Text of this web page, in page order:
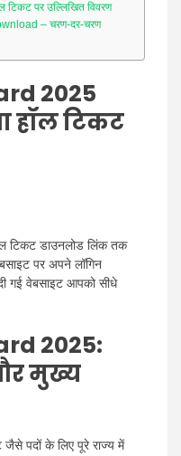
पर उल्लिखित विवरण
– चरण-दर-चरण
2025
हॉल टिकट
टिकट डाउनलोड लिंक तक
पर अपने लॉगिन
गई वेबसाइट आपको सीधे
2025:
मुख्य
पदों के लिए पूरे राज्य में